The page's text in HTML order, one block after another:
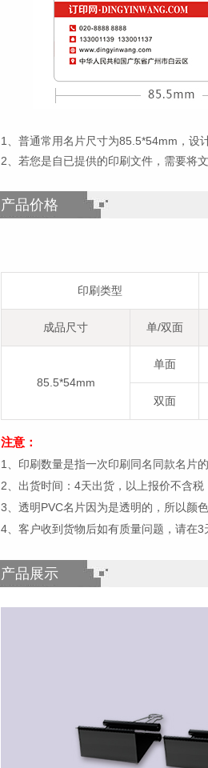
1
普通常用名片尺寸为85.5*54mm，设
2、若您是自已提供的印刷文件，需要将
产品价格
印刷类型
成品尺寸 单/双面
85.5*54mm
单面
双面
注意：
1、印刷数量是指一次印刷同名同款名片
2、出货时间：4天出货，以上报价不含税
3、透明PVC名片因为是透明的，所以颜
4、客户收到货物后如有质量问题，请在
产品展示